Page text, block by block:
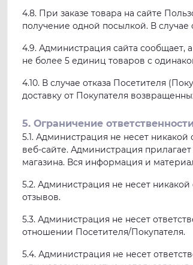
4.8. При заказе товара на сайте
получение одной посылкой. В
4.9. Администрация сайта сообщает,
не более 5 единиц товаров с
4.10. В случае отказа Посетителя
доставку от Покупателя
5. Ограничение
5.1. Администрация не несет
веб-сайте. Администрация
магазина. Вся информация и
5.2. Администрация не несет
отзывов.
5.3. Администрация не несет
отношении Посетителя/Покупателя.
5.4. Администрация не несет